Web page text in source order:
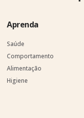
Aprenda
Saúde
Comportamento
Alimentação
Higiene